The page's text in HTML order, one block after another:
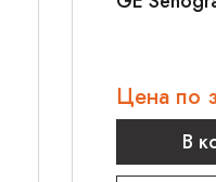
Цена по
В